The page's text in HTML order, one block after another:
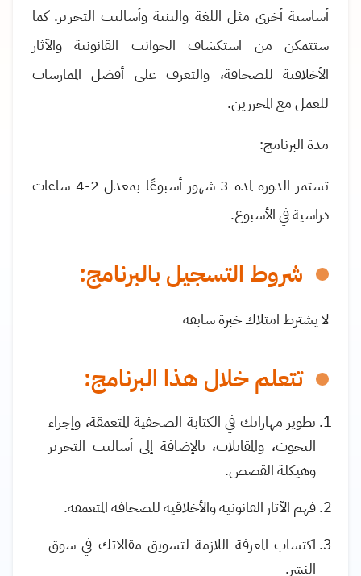
أساسية أخرى مثل اللغة والبنية وأساليب التحرير. كما
ستتمكن من
استكشاف الجوانب القانونية والآثار
الأخلاقية للصحافة، والتعرف على أفضل الممارسات
للعمل مع المحررين.
مدة البرنامج:
تستمر الدورة لمدة 3 شهور أسبوعًا بمعدل 2-4 ساعات
دراسية في الأسبوع.
شروط التسجيل بالبرنامج:
لا يشترط امتلاك خبرة سابقة
تتعلم خلال هذا البرنامج:
تطوير مهاراتك في الكتابة الصحفية المتعمقة، وإجراء
البحوث، والمقابلات، بالإضافة إلى أساليب التحرير
وهيكلة القصص.
فهم الآثار القانونية والأخلاقية للصحافة المتعمقة.
اكتساب المعرفة اللازمة لتسويق مقالاتك في سوق
النشر.